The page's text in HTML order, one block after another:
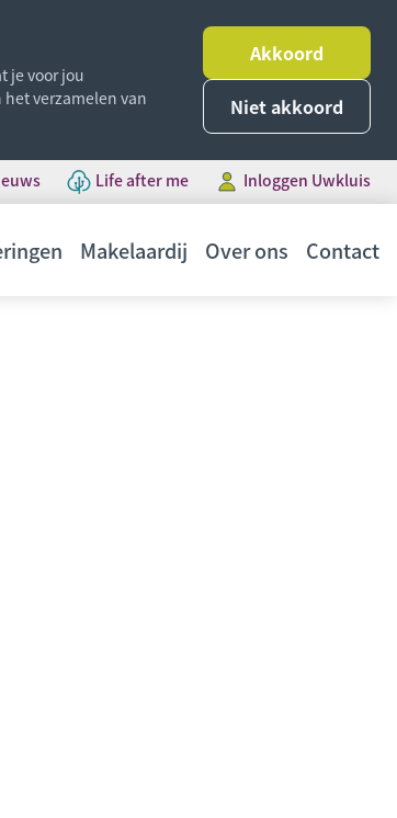
je voor jou
verzamelen van
Akkoord
Niet akkoord
Life after me Inloggen Uwkluis
Makelaardij Over ons Contact